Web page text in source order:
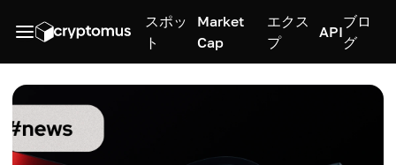
スポッ
ト
Market
Cap
エクス
プ
API
ブロ
グ